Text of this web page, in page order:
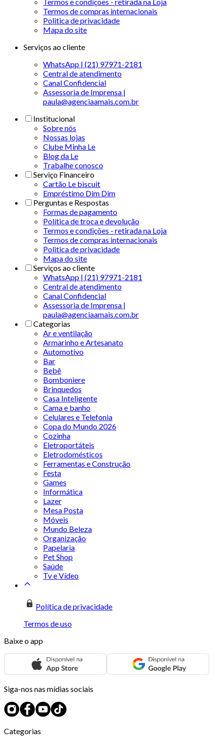
Termos e condições - retirada na Loja
Termos de compras internacionais
Politica de privacidade
Mapa do site
Serviços ao cliente
WhatsApp | (21) 97971-2181
Central de atendimento
Canal Confidencial
Assessoria de Imprensa |
paula@agenciaamais.com.br
Institucional
Sobre nós
Nossas lojas
Clube Minha Le
Blog da Le
Trabalhe conosco
Serviço Financeiro
Cartão Le biscuit
Empréstimo Dim Dim
Perguntas e Respostas
Formas de pagamento
Política de troca e devolução
Termos e condições - retirada na Loja
Termos de compras internacionais
Politica de privacidade
Mapa do site
Serviços ao cliente
WhatsApp | (21) 97971-2181
Central de atendimento
Canal Confidencial
Assessoria de Imprensa |
paula@agenciaamais.com.br
Categorias
Ar e ventilação
Armarinho e Artesanato
Automotivo
Bar
Bebê
Bomboniere
Brinquedos
Casa Inteligente
Cama e banho
Celulares e Telefonia
Copa do Mundo 2026
Cozinha
Eletroportáteis
Eletrodomésticos
Ferramentas e Construção
Festa
Games
Informática
Lazer
Mesa Posta
Móveis
Mundo Beleza
Organização
Papelaria
Pet Shop
Saúde
Tv e Vídeo
Política de privacidade
Termos de uso
Baixe o app
Siga-nos nas mídias sociais
Categorias